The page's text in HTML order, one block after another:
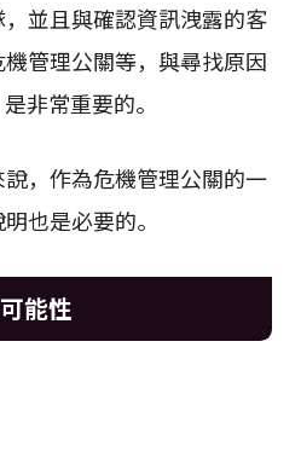
並且與確認資訊洩露的客
管理公關等，與尋找原因
非常重要的。
，作為危機管理公關的一
也是必要的。
能性